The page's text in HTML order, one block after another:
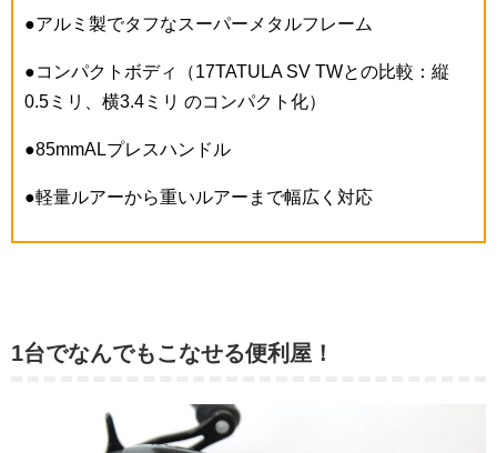
●アルミ製でタフなスーパーメタルフレーム
●コンパクトボディ（17TATULA SV TWとの比較：縦
0.5ミリ、横3.4ミリ のコンパクト化）
●85mmALプレスハンドル
●軽量ルアーから重いルアーまで幅広く対応
1台でなんでもこなせる便利屋！